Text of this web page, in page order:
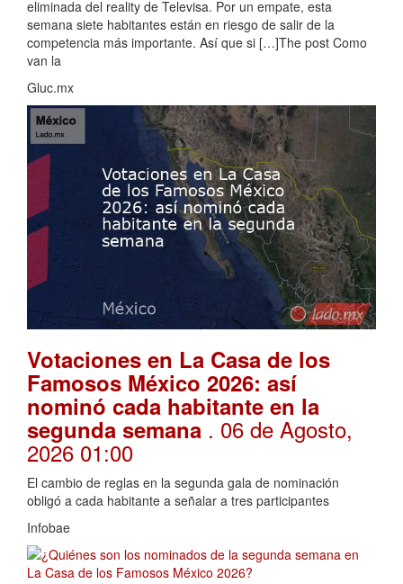
eliminada del reality de Televisa. Por un empate, esta
semana siete habitantes están en riesgo de salir de la
competencia más importante. Así que si […]The post Como
van la
Gluc.mx
Votaciones en La Casa de los
Famosos México 2026: así
nominó cada habitante en la
segunda semana . 06 de Agosto,
2026 01:00
El cambio de reglas en la segunda gala de nominación
obligó a cada habitante a señalar a tres participantes
Infobae